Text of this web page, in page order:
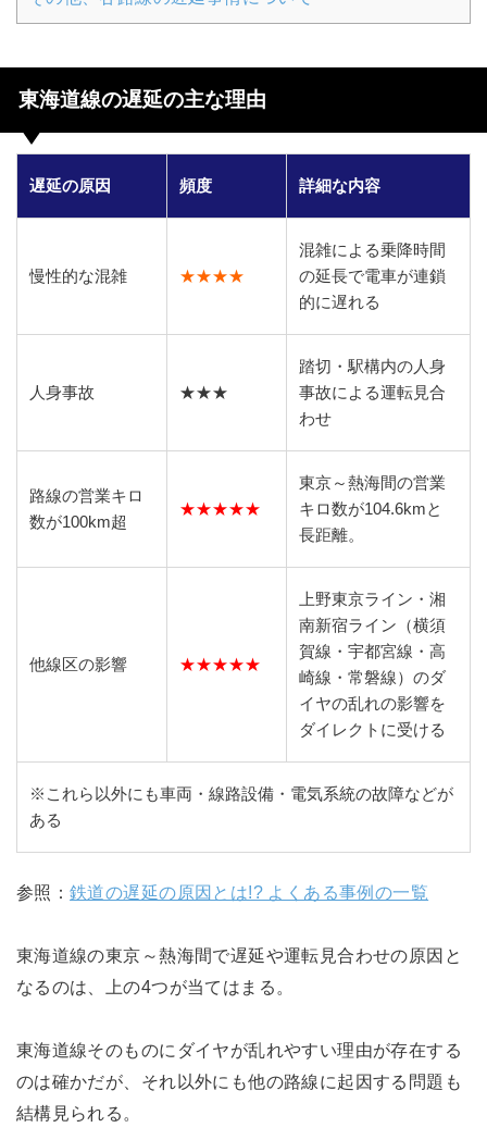
東海道線の遅延の主な理由
遅延の原因 頻度 詳細な内容
慢性的な混雑 ★★★★
混雑による乗降時間
の延長で電車が連鎖
的に遅れる
人身事故 ★★★
踏切・駅構内の人身
事故による運転見合
わせ
路線の営業キロ
数が100km超
★★★★★
東京～熱海間の営業
キロ数が104.6kmと
長距離。
他線区の影響 ★★★★★
上野東京ライン・湘
南新宿ライン（横須
賀線・宇都宮線・高
崎線・常磐線）のダ
イヤの乱れの影響を
ダイレクトに受ける
※これら以外にも車両・線路設備・電気系統の故障などが
ある
参照：鉄道の遅延の原因とは!? よくある事例の一覧
東海道線の東京～熱海間で遅延や運転見合わせの原因と
なるのは、上の4つが当てはまる。
東海道線そのものにダイヤが乱れやすい理由が存在する
のは確かだが、それ以外にも他の路線に起因する問題も
結構見られる。